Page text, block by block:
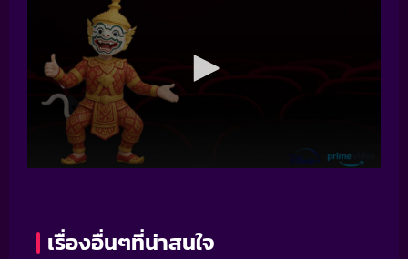
เรื่องอื่นๆที่น่าสนใจ